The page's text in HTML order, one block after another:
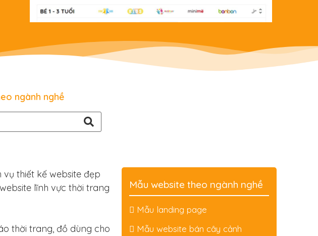
ngành nghề
thiết kế website đẹp
lĩnh vực thời trang
thời trang, đồ dùng cho
Mẫu website theo ngành nghề
Mẫu landing page
Mẫu website bán cây cảnh